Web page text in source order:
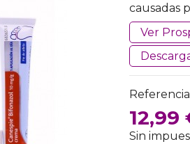
causadas
Ver
Referencia
12,99
Sin